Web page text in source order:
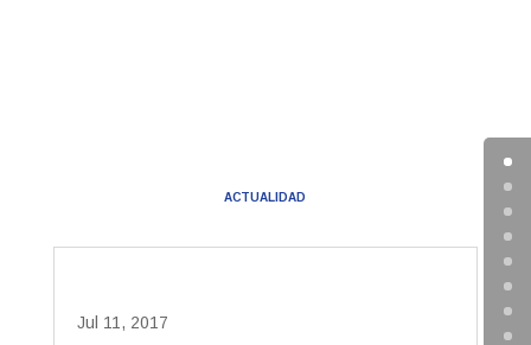
ACTUALIDAD
Jul 11, 2017